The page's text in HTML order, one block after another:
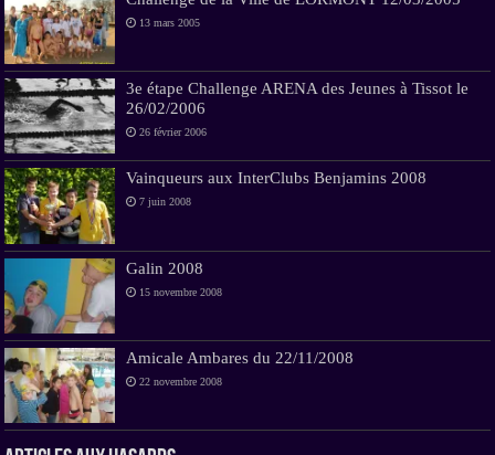
13 mars 2005
3e étape Challenge ARENA des Jeunes à Tissot le
26/02/2006
26 février 2006
Vainqueurs aux InterClubs Benjamins 2008
7 juin 2008
Galin 2008
15 novembre 2008
Amicale Ambares du 22/11/2008
22 novembre 2008